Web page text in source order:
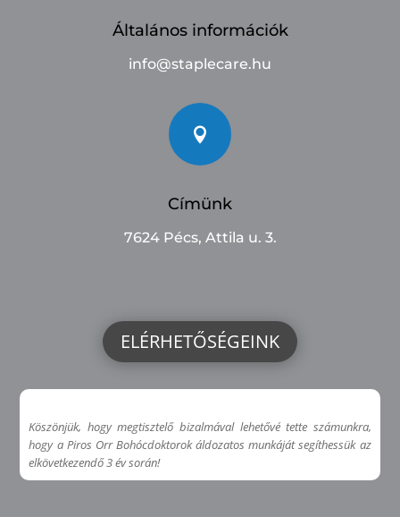
Általános információk
info@staplecare.hu

Címünk
7624 Pécs, Attila u. 3.
ELÉRHETŐSÉGEINK
Köszönjük, hogy megtisztelő bizalmával lehetővé tette számunkra,
hogy a Piros Orr Bohócdoktorok áldozatos munkáját segíthessük az
elkövetkezendő 3 év során!